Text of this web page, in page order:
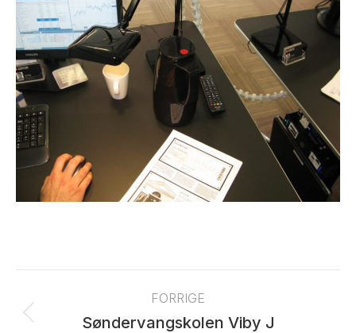
Post
navigation
FORRIGE
Previous
Søndervangskolen Viby J